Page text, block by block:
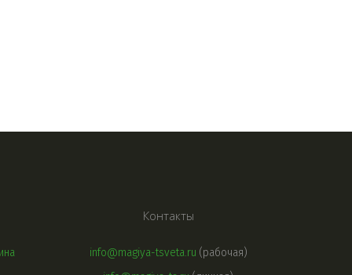
Контакты
info@magiya-tsveta.ru (рабочая)